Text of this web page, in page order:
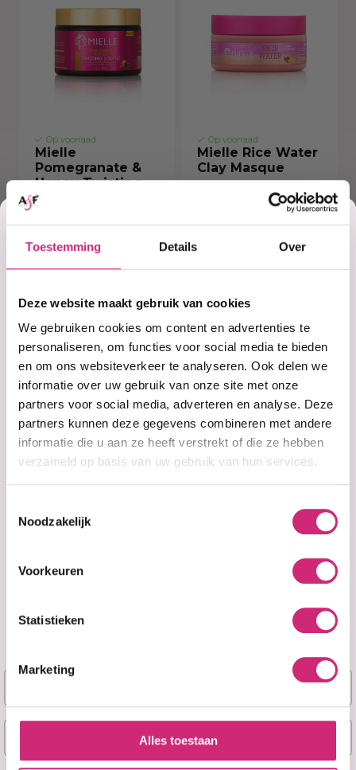
Toestemming Details Over
Deze website maakt gebruik van cookies
We gebruiken cookies om content en advertenties te
personaliseren, om functies voor social media te bieden
en om ons websiteverkeer te analyseren. Ook delen we
informatie over uw gebruik van onze site met onze
partners voor social media, adverteren en analyse. Deze
partners kunnen deze gegevens combineren met andere
informatie die u aan ze heeft verstrekt of die ze hebben
verzameld op basis van uw gebruik van hun services.
Noodzakelijk
Voorkeuren
Statistieken
Marketing
Alles toestaan
Op voorraad
Mielle
Pomegranate &
Honey Twisting
Soufflé
€15,99
Op voorraad
Mielle Rice Water
Clay Masque
Op voorraad Op voorraad
Korting
op je
eerste
bestelling
Naam
E-mail